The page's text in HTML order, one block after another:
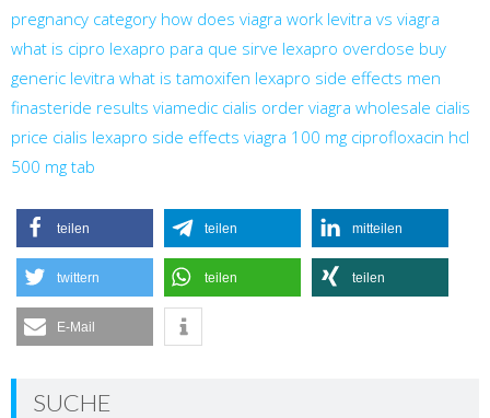
pregnancy category how does viagra work levitra vs viagra
what is cipro lexapro para que sirve lexapro overdose buy
generic levitra what is tamoxifen lexapro side effects men
finasteride results viamedic cialis order viagra wholesale cialis
price cialis lexapro side effects viagra 100 mg ciprofloxacin hcl
500 mg tab
teilen teilen mitteilen
twittern teilen teilen
E-Mail
SUCHE